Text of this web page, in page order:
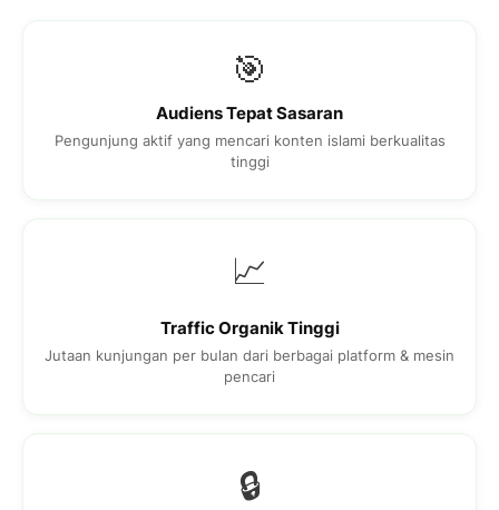
🎯
Audiens Tepat Sasaran
Pengunjung aktif yang mencari konten islami berkualitas
tinggi
📈
Traffic Organik Tinggi
Jutaan kunjungan per bulan dari berbagai platform & mesin
pencari
🔒